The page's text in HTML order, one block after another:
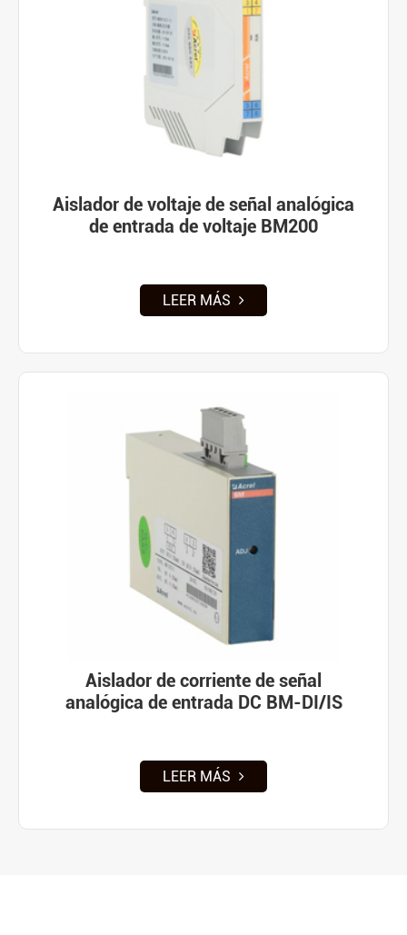
Aislador de voltaje de señal analógica
de entrada de voltaje BM200
LEER MÁS
Aislador de corriente de señal
analógica de entrada DC BM-DI/IS
LEER MÁS